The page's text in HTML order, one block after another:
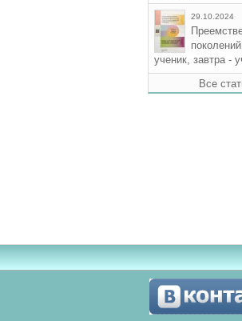
29.10.2024
ученик, завтра -
Все